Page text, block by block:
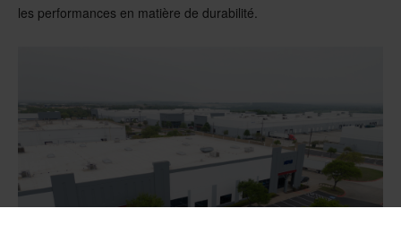
les performances en matière de durabilité.